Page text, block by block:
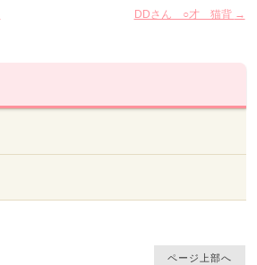
DDさん ○才 猫背 →
ページ上部へ